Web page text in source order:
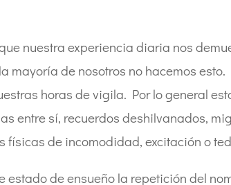
nuestra experiencia diaria nos
mayoría de nosotros no hacemos
horas de vigila. Por lo general
entre sí, recuerdos deshilvanados,
físicas de incomodidad, excitación o
estado de ensueño la repetición del